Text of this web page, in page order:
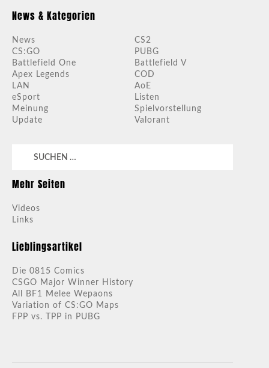
News & Kategorien
News
CS2
CS:GO
PUBG
Battlefield One
Battlefield V
Apex Legends
COD
LAN
AoE
eSport
Listen
Meinung
Spielvorstellung
Update
Valorant
Mehr Seiten
Videos
Links
Lieblingsartikel
Die 0815 Comics
CSGO Major Winner History
All BF1 Melee Wepaons
Variation of CS:GO Maps
FPP vs. TPP in PUBG